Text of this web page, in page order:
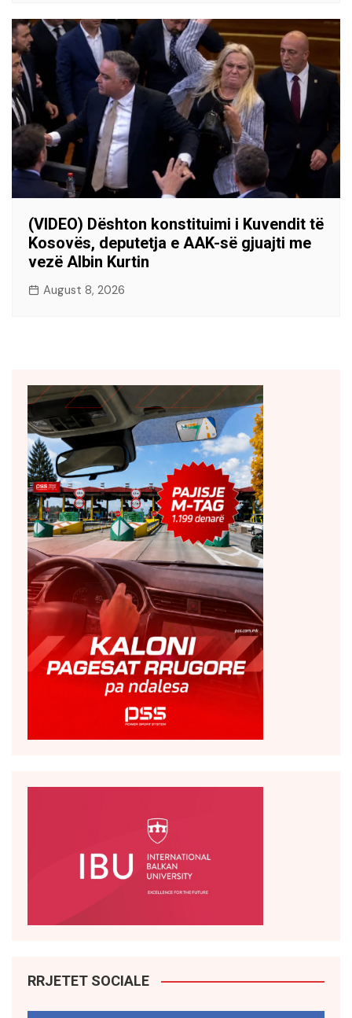
(VIDEO) Dështon konstituimi i Kuvendit të
Kosovës, deputetja e AAK-së gjuajti me
vezë Albin Kurtin
August 8, 2026
RRJETET SOCIALE